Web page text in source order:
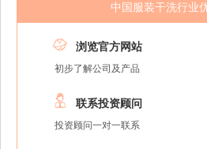
中国服装干洗行业
 浏览官方网站
初步了解公司及产品
 联系投资顾问
投资顾问一对一联系